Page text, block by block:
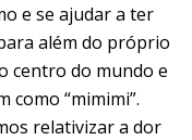
e se ajudar a ter
além do próprio
centro do mundo e
como “mimimi”.
relativizar a dor